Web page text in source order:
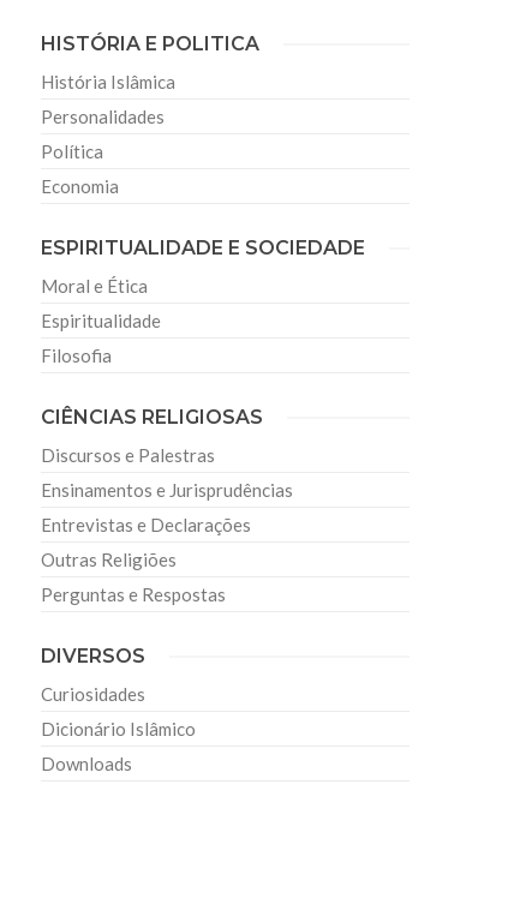
HISTÓRIA E POLITICA
História Islâmica
Personalidades
Política
Economia
ESPIRITUALIDADE E SOCIEDADE
Moral e Ética
Espiritualidade
Filosofia
CIÊNCIAS RELIGIOSAS
Discursos e Palestras
Ensinamentos e Jurisprudências
Entrevistas e Declarações
Outras Religiões
Perguntas e Respostas
DIVERSOS
Curiosidades
Dicionário Islâmico
Downloads